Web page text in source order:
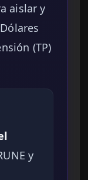
aislar y
(TP)
y